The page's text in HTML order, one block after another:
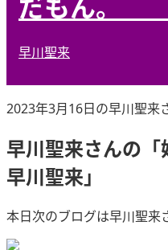
だもん。
早川聖来
2023年3月16日の早川聖来
早川聖来さんの
早川聖来」
本日次のブログは早川聖来